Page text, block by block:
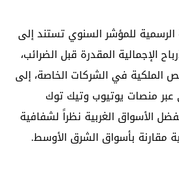
للمؤشر السنوي تستند إلى
الإجمالية المقدرة قبل الضرائب،
الملكية في الشركات الخاصة، إلى
عبر منصات يوتيوب وتيك توك
الأسواق الغربية نظراً لشفافية
مقارنة بأسواق الشرق الأوسط.